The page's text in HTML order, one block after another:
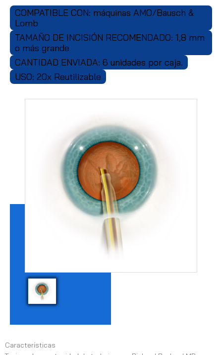
COMPATIBLE CON: máquinas AMO/Bausch &
Lomb
TAMAÑO DE INCISIÓN RECOMENDADO: 1,8 mm
o más grande
CANTIDAD ENVIADA: 6 unidades por caja.
USO: 20x Reutilizable
Características